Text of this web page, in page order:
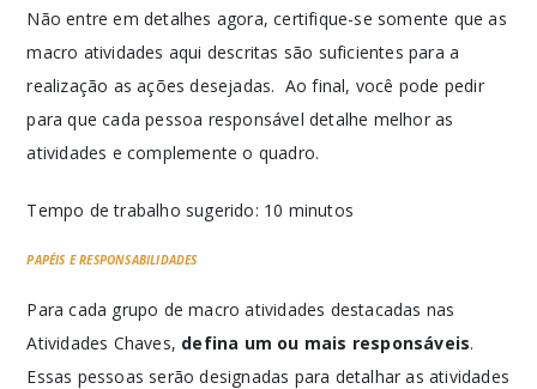
Não entre em detalhes agora, certifique-se somente que as
macro atividades aqui descritas são suficientes para a
realização as ações desejadas. Ao final, você pode pedir
para que cada pessoa responsável detalhe melhor as
atividades e complemente o quadro.
Tempo de trabalho sugerido: 10 minutos
PAPÉIS E RESPONSABILIDADES
Para cada grupo de macro atividades destacadas nas
Atividades Chaves, defina um ou mais responsáveis.
Essas pessoas serão designadas para detalhar as atividades